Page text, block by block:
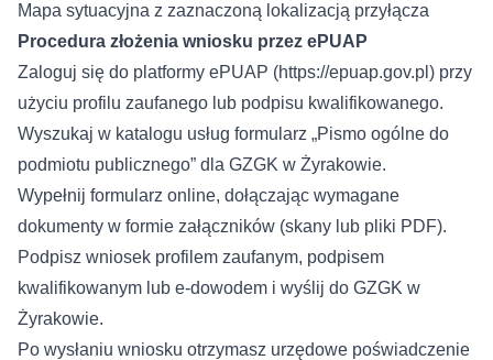
Mapa sytuacyjna z zaznaczoną lokalizacją przyłącza
Procedura złożenia wniosku przez ePUAP
Zaloguj się do platformy ePUAP (https://epuap.gov.pl ) przy
użyciu profilu zaufanego lub podpisu kwalifikowanego.
Wyszukaj w katalogu usług formularz „Pismo ogólne do
podmiotu publicznego” dla GZGK w Żyrakowie.
Wypełnij formularz online, dołączając wymagane
dokumenty w formie załączników (skany lub pliki PDF).
Podpisz wniosek profilem zaufanym, podpisem
kwalifikowanym lub e-dowodem i wyślij do GZGK w
Żyrakowie.
Po wysłaniu wniosku otrzymasz urzędowe poświadczenie